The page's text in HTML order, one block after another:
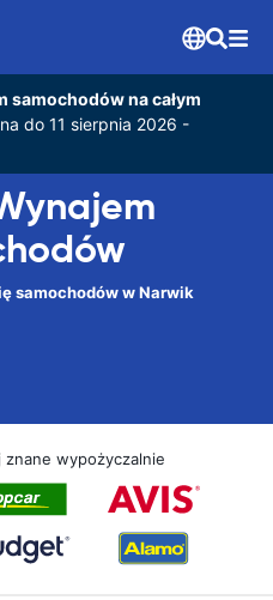
samochodów na całym
do 11 sierpnia 2026 -
samochodów w Narwik
znane wypożyczalnie